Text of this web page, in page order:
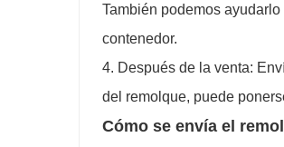
También podemos
contenedor.
4. Después de la venta:
del remolque, puede
Cómo se envía el